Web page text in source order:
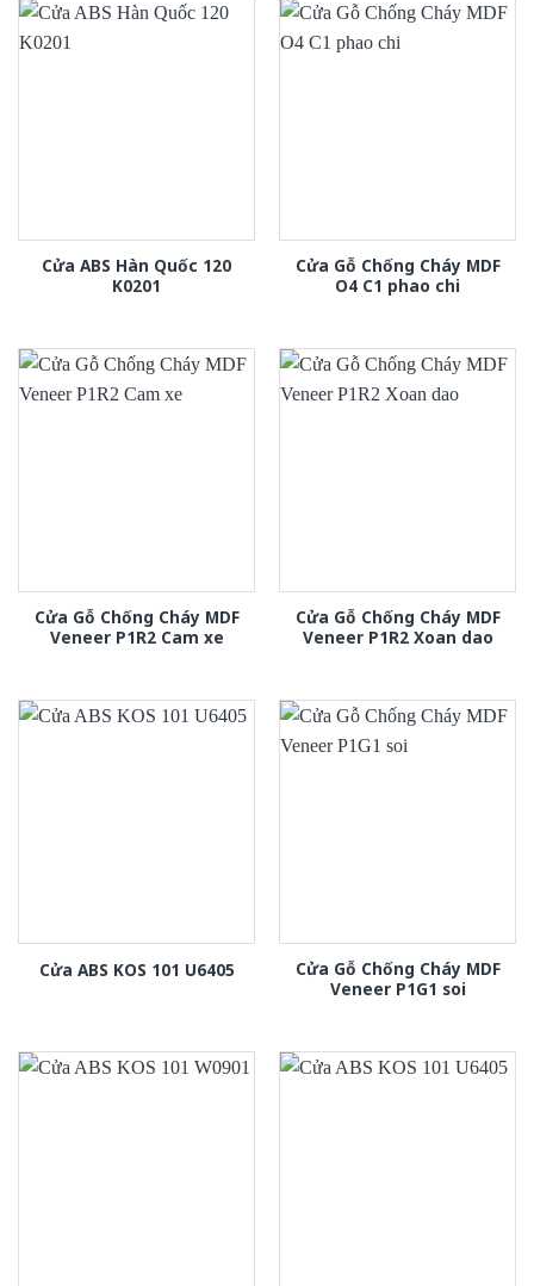
Cửa ABS Hàn Quốc 120
K0201
Cửa Gỗ Chống Cháy MDF
O4 C1 phao chi
Cửa Gỗ Chống Cháy MDF
Veneer P1R2 Cam xe
Cửa Gỗ Chống Cháy MDF
Veneer P1R2 Xoan dao
Cửa ABS KOS 101 U6405
Cửa Gỗ Chống Cháy MDF
Veneer P1G1 soi